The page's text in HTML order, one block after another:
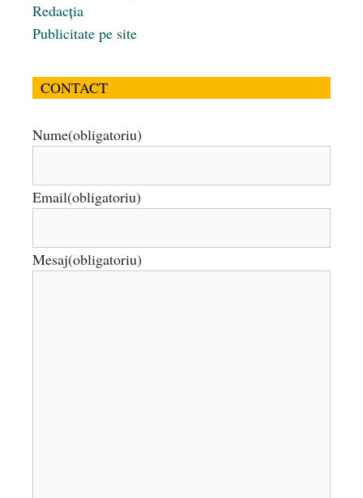
Redacția
Publicitate pe site
CONTACT
Nume(obligatoriu)
Email(obligatoriu)
Mesaj(obligatoriu)